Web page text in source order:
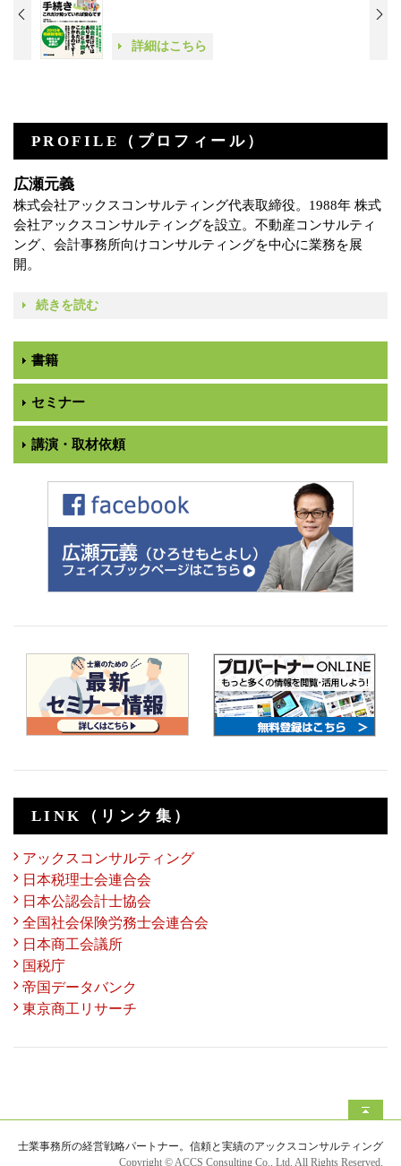
詳細はこちら
PROFILE（プロフィール）
広瀬元義
株式会社アックスコンサルティング代表取締役。1988年 株式
会社アックスコンサルティングを設立。不動産コンサルティ
ング、会計事務所向けコンサルティングを中心に業務を展
開。
続きを読む
書籍
セミナー
講演・取材依頼
LINK（リンク集）
アックスコンサルティング
日本税理士会連合会
日本公認会計士協会
全国社会保険労務士会連合会
日本商工会議所
国税庁
帝国データバンク
東京商工リサーチ
士業事務所の経営戦略パートナー。信頼と実績のアックスコンサルティング
Copyright © ACCS Consulting Co., Ltd. All Rights Reserved.